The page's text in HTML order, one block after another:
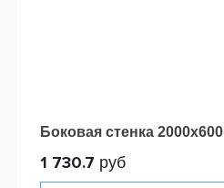
Боковая стенка 2000x600
1 730.7 руб